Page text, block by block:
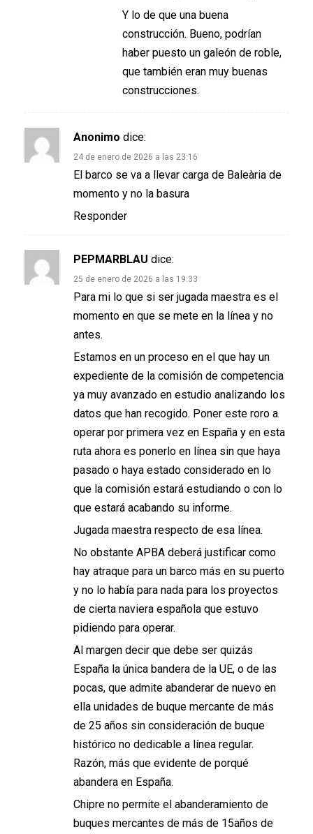
Y lo de que una buena
construcción. Bueno, podrían
haber puesto un galeón de roble,
que también eran muy buenas
construcciones.
Anonimo dice:
24 de enero de 2026 a las 23:16
El barco se va a llevar carga de Baleària de
momento y no la basura
Responder
PEPMARBLAU dice:
25 de enero de 2026 a las 19:33
Para mi lo que si ser jugada maestra es el
momento en que se mete en la línea y no
antes.
Estamos en un proceso en el que hay un
expediente de la comisión de competencia
ya muy avanzado en estudio analizando los
datos que han recogido. Poner este roro a
operar por primera vez en España y en esta
ruta ahora es ponerlo en línea sin que haya
pasado o haya estado considerado en lo
que la comisión estará estudiando o con lo
que estará acabando su informe.
Jugada maestra respecto de esa línea.
No obstante APBA deberá justificar como
hay atraque para un barco más en su puerto
y no lo había para nada para los proyectos
de cierta naviera española que estuvo
pidiendo para operar.
Al margen decir que debe ser quizás
España la única bandera de la UE, o de las
pocas, que admite abanderar de nuevo en
ella unidades de buque mercante de más
de 25 años sin consideración de buque
histórico no dedicable a línea regular.
Razón, más que evidente de porqué
abandera en España.
Chipre no permite el abanderamiento de
buques mercantes de más de 15años de